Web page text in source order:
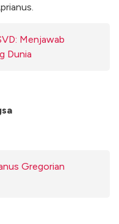
Menjawab
Dunia
Gregorian